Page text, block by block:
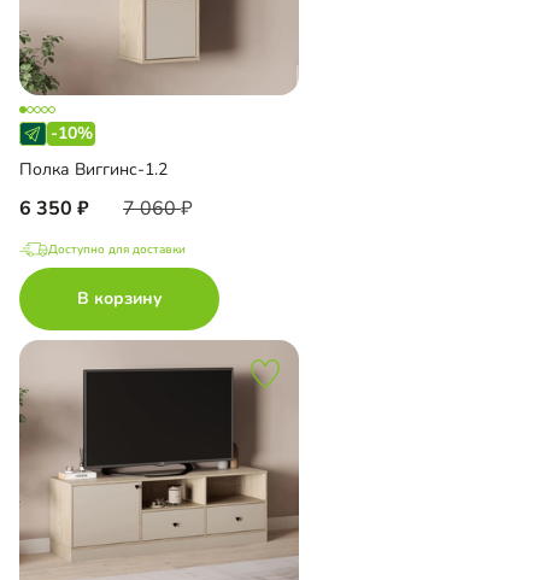
-10%
Полка Виггинс-1.2
6 350 7 060
Доступно для доставки
В корзину